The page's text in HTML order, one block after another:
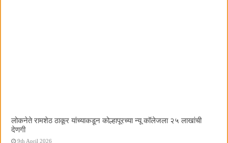
लोकनेते रामशेठ ठाकूर यांच्याकडून कोल्हापूरच्या न्यू कॉलेजला २५ लाखांची
देणगी
9th April 2026